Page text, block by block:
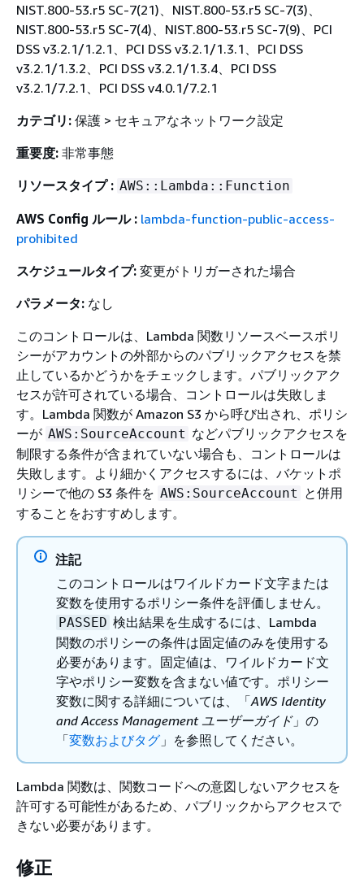
NIST.800-53.r5 SC-7(21)、NIST.800-53.r5 SC-7(3)、
NIST.800-53.r5 SC-7(4)、NIST.800-53.r5 SC-7(9)、PCI
DSS v3.2.1/1.2.1、PCI DSS v3.2.1/1.3.1、PCI DSS
v3.2.1/1.3.2、PCI DSS v3.2.1/1.3.4、PCI DSS
v3.2.1/7.2.1、PCI DSS v4.0.1/7.2.1
カテゴリ: 保護 > セキュアなネットワーク設定
重要度: 非常事態
リソースタイプ : AWS::Lambda::Function
AWS Config ルール : lambda-function-public-access-
prohibited
スケジュールタイプ: 変更がトリガーされた場合
パラメータ: なし
このコントロールは、Lambda 関数リソースベースポリ
シーがアカウントの外部からのパブリックアクセスを禁
止しているかどうかをチェックします。パブリックアク
セスが許可されている場合、コントロールは失敗しま
す。Lambda 関数が Amazon S3 から呼び出され、ポリシ
ーが AWS:SourceAccount などパブリックアクセスを
制限する条件が含まれていない場合も、コントロールは
失敗します。より細かくアクセスするには、バケットポ
リシーで他の S3 条件を AWS:SourceAccount と併用
することをおすすめします。
注記
このコントロールはワイルドカード文字または
変数を使用するポリシー条件を評価しません。
PASSED 検出結果を生成するには、Lambda
関数のポリシーの条件は固定値のみを使用する
必要があります。固定値は、ワイルドカード文
字やポリシー変数を含まない値です。ポリシー
変数に関する詳細については、「AWS Identity
and Access Management ユーザーガイド」の
「変数およびタグ 」を参照してください。
Lambda 関数は、関数コードへの意図しないアクセスを
許可する可能性があるため、パブリックからアクセスで
きない必要があります。
修正